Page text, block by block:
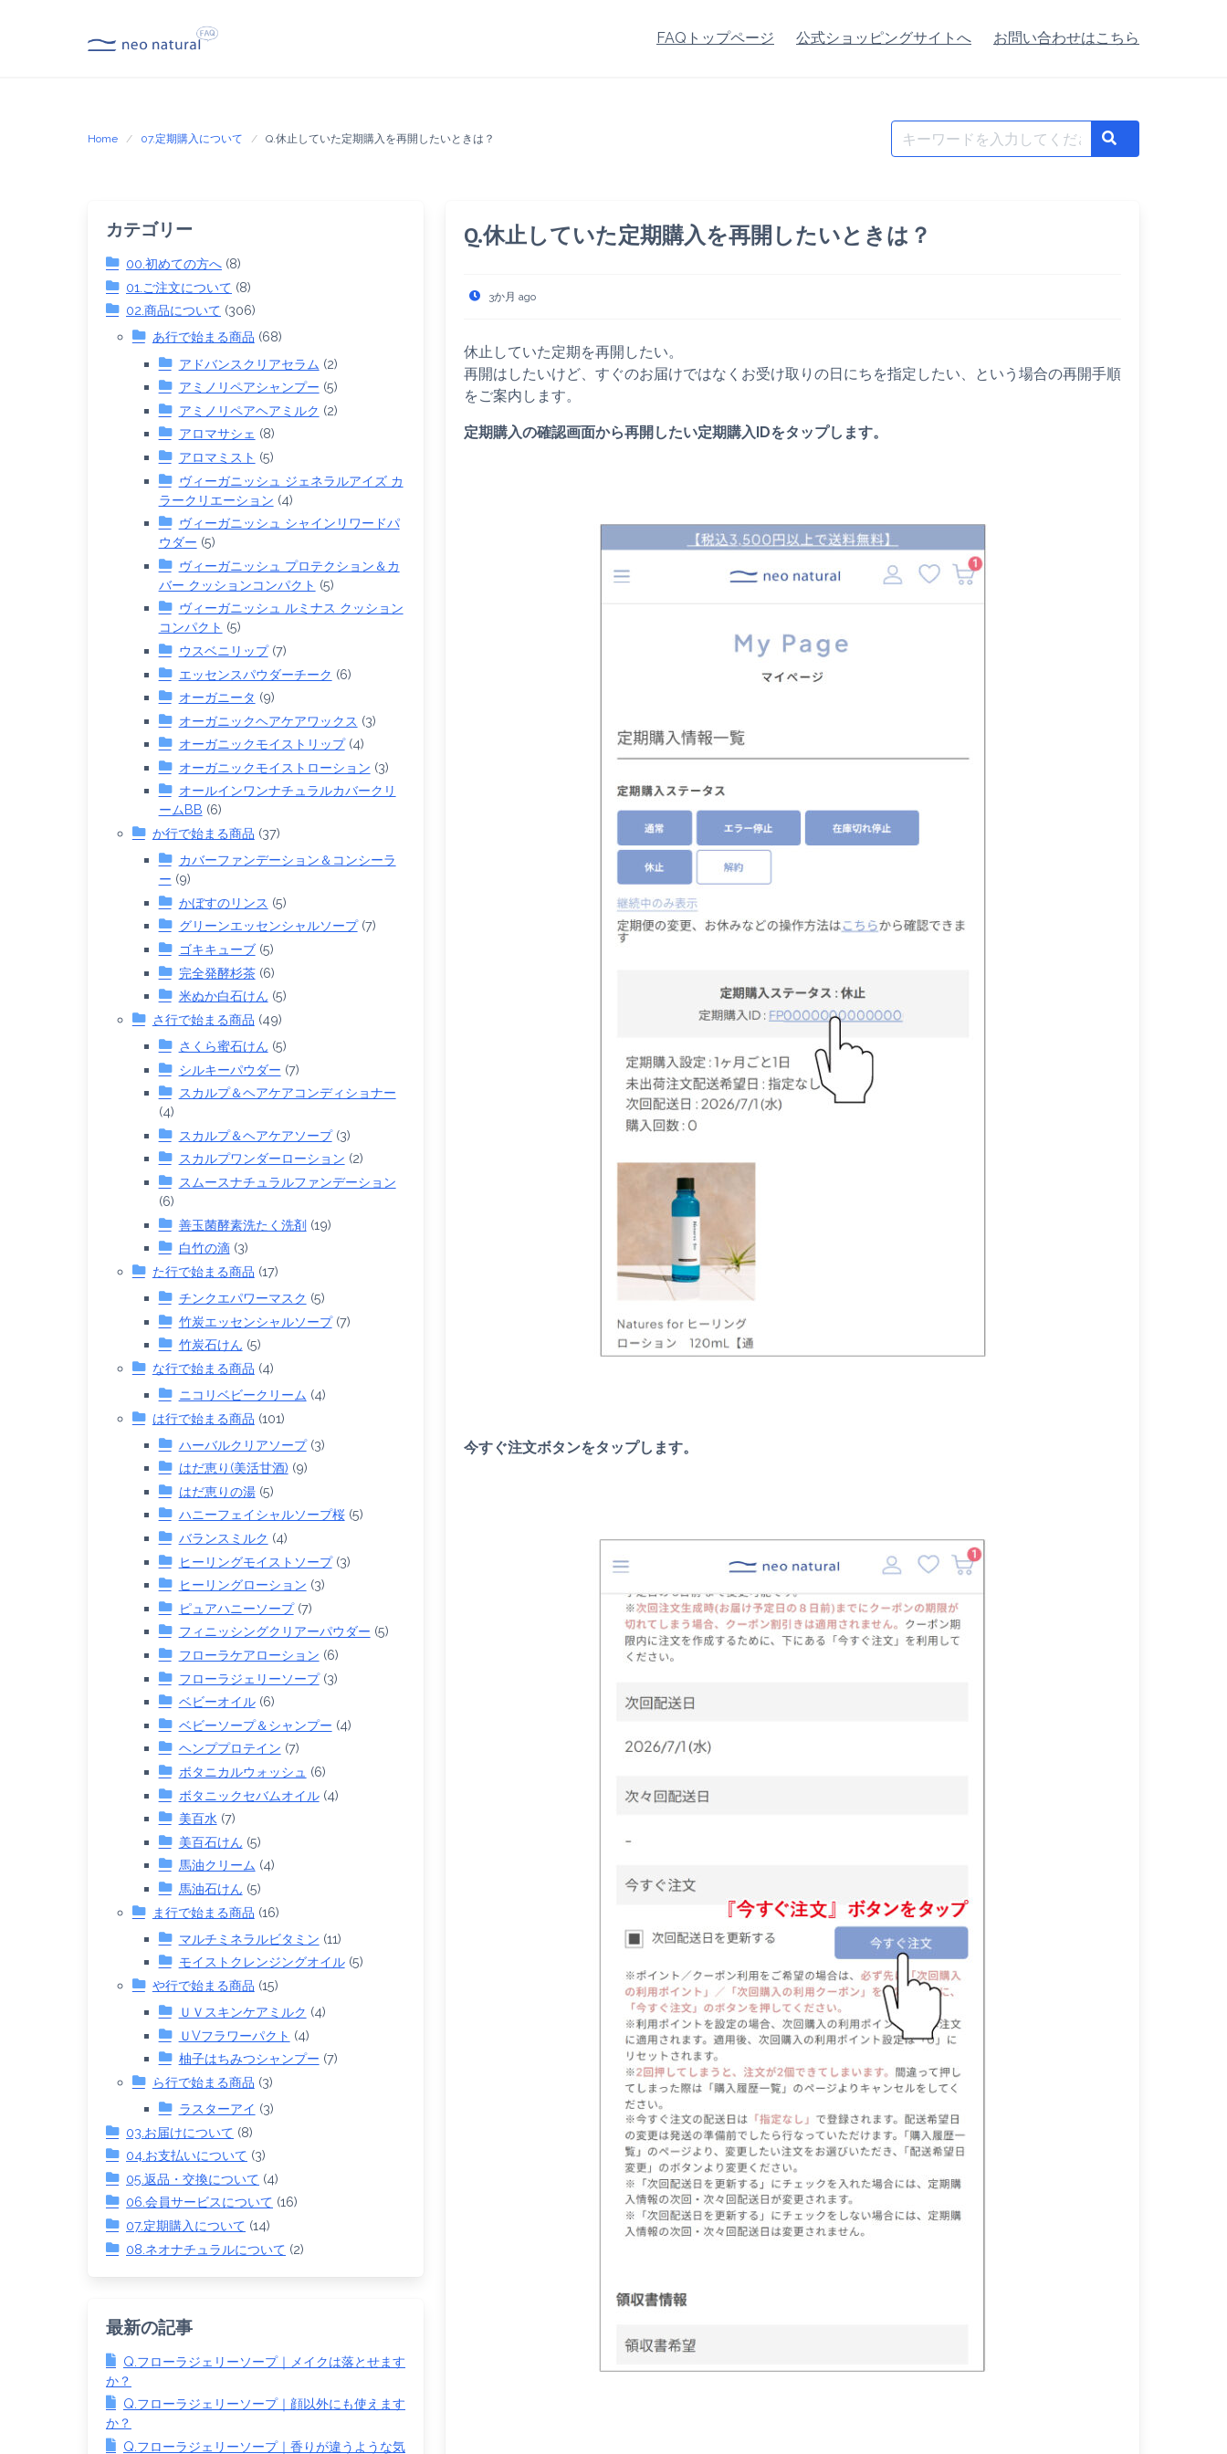
FAQトップページ 公式ショッピングサイトへ お問い合わせはこちら
Home 07.定期購入について Q.休止していた定期購入を再開したいときは？
Search
for:
Search
カテゴリー
00.初めての方へ (8)
01.ご注文について (8)
02.商品について (306)
あ行で始まる商品 (68)
アドバンスクリアセラム (2)
アミノリペアシャンプー (5)
アミノリペアヘアミルク (2)
アロマサシェ (8)
アロマミスト (5)
ヴィーガニッシュ ジェネラルアイズ カ
ラークリエーション (4)
ヴィーガニッシュ シャインリワードパ
ウダー (5)
ヴィーガニッシュ プロテクション＆カ
バー クッションコンパクト (5)
ヴィーガニッシュ ルミナス クッション
コンパクト (5)
ウスベニリップ(7)
エッセンスパウダーチーク (6)
オーガニータ (9)
オーガニックヘアケアワックス (3)
オーガニックモイストリップ(4)
オーガニックモイストローション (3)
オールインワンナチュラルカバークリ
ームBB (6)
か行で始まる商品 (37)
カバーファンデーション＆コンシーラ
ー (9)
かぼすのリンス (5)
グリーンエッセンシャルソープ(7)
ゴキキューブ(5)
完全発酵杉茶(6)
米ぬか白石けん (5)
さ行で始まる商品 (49)
さくら蜜石けん (5)
シルキーパウダー (7)
スカルプ＆ヘアケアコンディショナー
(4)
スカルプ＆ヘアケアソープ(3)
スカルプワンダーローション (2)
スムースナチュラルファンデーション
(6)
善玉菌酵素洗たく洗剤(19)
白竹の滴(3)
た行で始まる商品 (17)
チンクエパワーマスク (5)
竹炭エッセンシャルソープ(7)
竹炭石けん (5)
な行で始まる商品 (4)
ニコリベビークリーム (4)
は行で始まる商品 (101)
ハーバルクリアソープ(3)
はだ恵り(美活甘酒) (9)
はだ恵りの湯(5)
ハニーフェイシャルソープ桜(5)
バランスミルク (4)
ヒーリングモイストソープ(3)
ヒーリングローション (3)
ピュアハニーソープ(7)
フィニッシングクリアーパウダー (5)
フローラケアローション (6)
フローラジェリーソープ(3)
ベビーオイル(6)
ベビーソープ＆シャンプー (4)
ヘンププロテイン (7)
ボタニカルウォッシュ (6)
ボタニックセバムオイル(4)
美百水 (7)
美百石けん (5)
馬油クリーム (4)
馬油石けん (5)
ま行で始まる商品 (16)
マルチミネラルビタミン (11)
モイストクレンジングオイル(5)
や行で始まる商品 (15)
ＵＶスキンケアミルク (4)
ＵVフラワーパクト (4)
柚子はちみつシャンプー (7)
ら行で始まる商品 (3)
ラスターアイ (3)
03.お届けについて (8)
04.お支払いについて (3)
05.返品・交換について (4)
06.会員サービスについて (16)
07.定期購入について (14)
08.ネオナチュラルについて (2)
最新の記事
Q.フローラジェリーソープ｜メイクは落とせます
か？
Q.フローラジェリーソープ｜顔以外にも使えます
か？
Q.フローラジェリーソープ｜香りが違うような気
Q.休止していた定期購入を再開したいときは？
3か月 ago
休止していた定期を再開したい。
再開はしたいけど、すぐのお届けではなくお受け取りの日にちを指定したい、という場合の再開手順
をご案内します。
定期購入の確認画面から再開したい定期購入IDをタップします。
今すぐ注文ボタンをタップします。